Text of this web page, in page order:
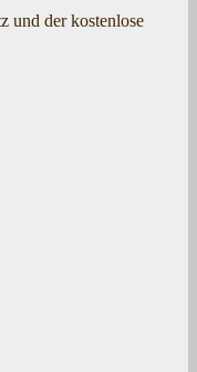
und der kostenlose